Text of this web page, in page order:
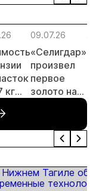
кг
09.07.26
«Селигдар»
произвел
первое
золото на